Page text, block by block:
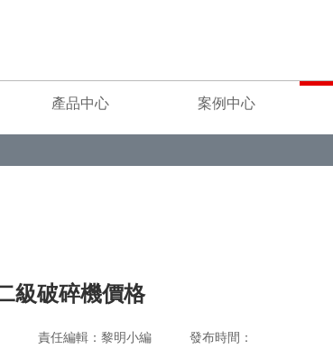
產品中心 案例中心
級破碎機價格
工 責任編輯：黎明小編 發布時間：